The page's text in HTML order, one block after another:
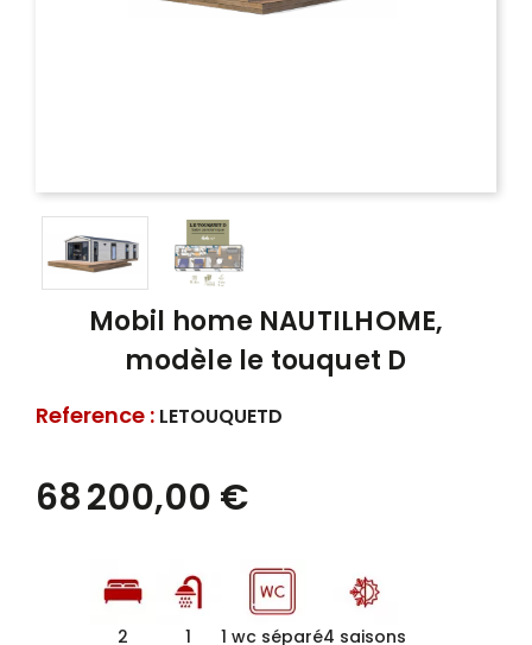
Mobil home NAUTILHOME,
modèle le touquet D
Reference : LETOUQUETD
68 200,00 €
2 1 1 wc séparé4 saisons